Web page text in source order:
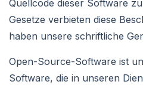
Quellcode dieser Software
Gesetze verbieten diese
haben unsere schriftliche
Open-Source-Software ist
Software, die in unseren